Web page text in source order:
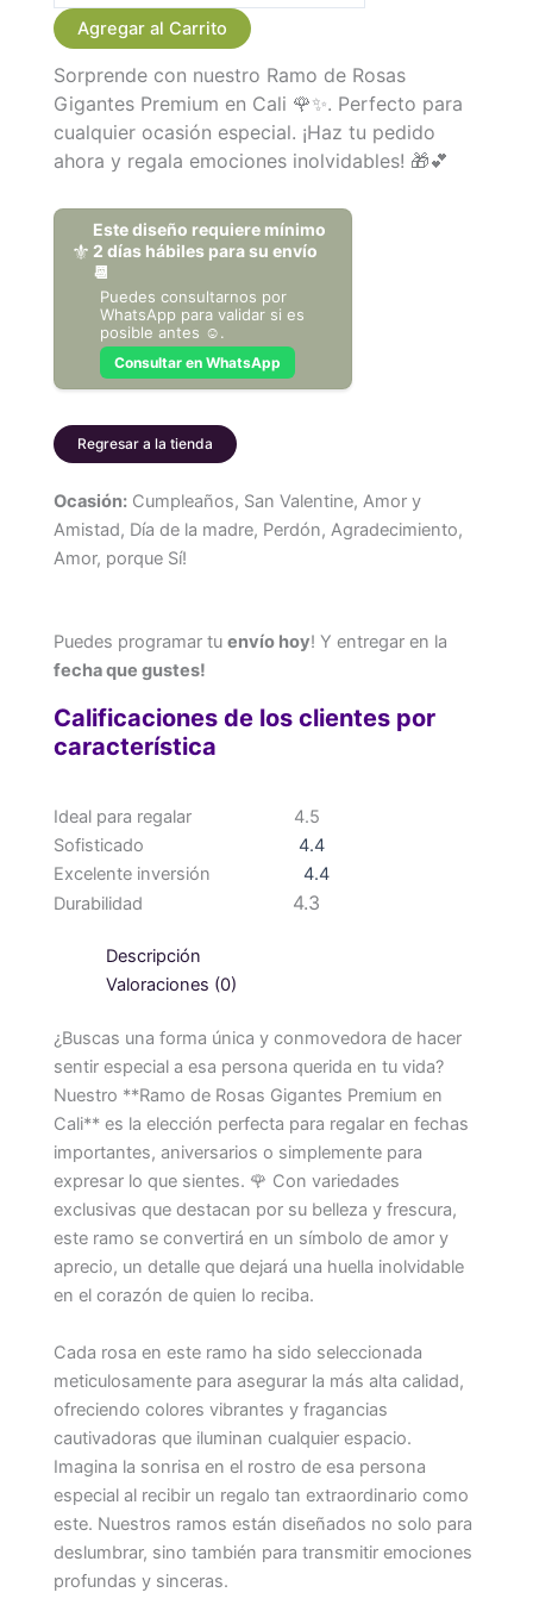
Gigantes
Premium
-
Variedades
Exclusivas
para
cantidad
Agregar al Carrito
Sorprende con nuestro Ramo de Rosas
Gigantes Premium en Cali 🌹✨. Perfecto para
cualquier ocasión especial. ¡Haz tu pedido
ahora y regala emociones inolvidables! 🎁💕
⚜️
Este diseño requiere mínimo
2 días hábiles para su envío
📆
Puedes consultarnos por
WhatsApp para validar si es
posible antes ☺️.
Consultar en WhatsApp
Regresar a la tienda
Ocasión: Cumpleaños, San Valentine, Amor y
Amistad, Día de la madre, Perdón, Agradecimiento,
Amor, porque Sí!
Puedes programar tu envío hoy! Y entregar en la
fecha que gustes!
Calificaciones de los clientes por
característica
Ideal para regalar
4.5
Sofisticado
4.4
Excelente inversión
4.4
Durabilidad
4.3
Descripción
Valoraciones (0)
¿Buscas una forma única y conmovedora de hacer
sentir especial a esa persona querida en tu vida?
Nuestro **Ramo de Rosas Gigantes Premium en
Cali** es la elección perfecta para regalar en fechas
importantes, aniversarios o simplemente para
expresar lo que sientes. 🌹 Con variedades
exclusivas que destacan por su belleza y frescura,
este ramo se convertirá en un símbolo de amor y
aprecio, un detalle que dejará una huella inolvidable
en el corazón de quien lo reciba.
Cada rosa en este ramo ha sido seleccionada
meticulosamente para asegurar la más alta calidad,
ofreciendo colores vibrantes y fragancias
cautivadoras que iluminan cualquier espacio.
Imagina la sonrisa en el rostro de esa persona
especial al recibir un regalo tan extraordinario como
este. Nuestros ramos están diseñados no solo para
deslumbrar, sino también para transmitir emociones
profundas y sinceras.